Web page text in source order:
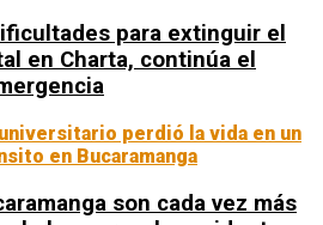
para extinguir el
en Charta, continúa el
son cada vez más